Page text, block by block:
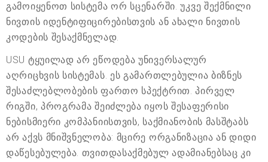
გამოიყენოთ სისტემა ორ სცენარში. უკვე შექმნილი
ნივთის იდენტიფიცირებისთვის ან ახალი ნივთის
კოდების შესაქმნელად.
USU ტყუილად არ ეწოდება უნივერსალურ
აღრიცხვის სისტემას. ეს გამართლებულია ბიზნეს
შესაძლებლობების ფართო სპექტრით. პირველ
რიგში, პროგრამა შეიძლება იყოს შესაფერისი
ნებისმიერი კომპანიისთვის, საქმიანობის მასშტაბს
არ აქვს მნიშვნელობა: მცირე ორგანიზაცია ან დიდი
დაწესებულება. თვითდასაქმებულ ადამიანებსაც კი